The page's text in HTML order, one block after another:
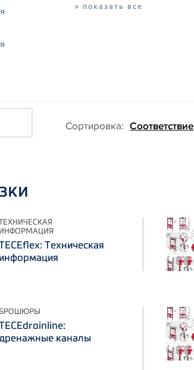
» показать все
Cортировка: Соответствие
ИНФОРМАЦИЯ
Техническая
информация
БРОШЮРЫ
каналы